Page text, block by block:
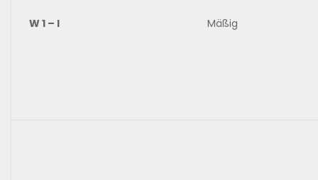
W 1 – I Mäßig